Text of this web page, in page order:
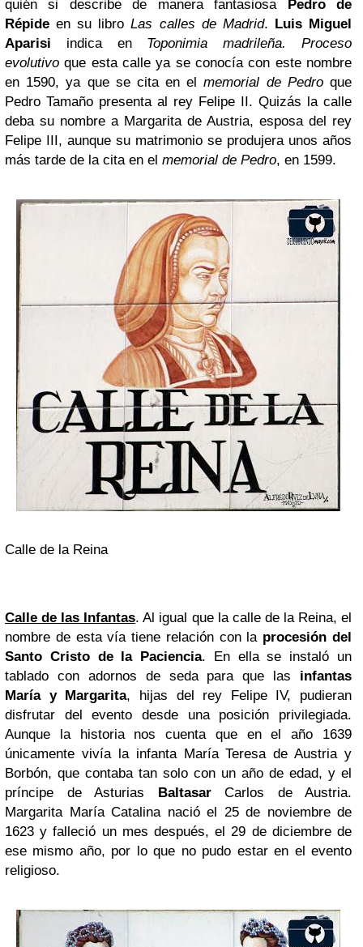
quién si describe de manera fantasiosa
Pedro de
Répide en su libroLas calles de Madrid. Luis Miguel
Aparisi indica en Toponimia madrileña. Proceso
evolutivo que esta calle ya se conocía con este nombre
en 1590, ya que se cita en elmemorial de Pedroque
Pedro Tamaño presenta al rey Felipe II. Quizás la calle
deba su nombre a Margarita de Austria, esposa del rey
Felipe III, aunque su matrimonio se produjera unos años
más tarde de la cita en el memorial de Pedro, en 1599.
Calle de la Reina
Calle de las Infantas. Al igual que la calle de la Reina, el
nombre de esta vía tiene relación con la procesión del
Santo Cristode la Paciencia. En ella se instaló un
tablado con adornos de seda para que las infantas
María y Margarita, hijas del rey Felipe IV, pudieran
disfrutar del evento desde una posición privilegiada.
Aunque la historia nos cuenta que en el año 1639
únicamente vivía la infanta María Teresa de Austria y
Borbón, que contaba tan solo con un año de edad, y el
príncipe de Asturias BaltasarCarlos de Austria.
Margarita María Catalina nació el 25 de noviembre de
1623 y falleció un mes después, el 29 de diciembre de
ese mismo año, por lo que no pudo estar en el evento
religioso.